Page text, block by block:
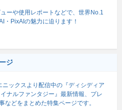
ーや使用レポートなどで、世界No.1
・PixAIの魅力に迫ります！
ジ
ニックスより配信中の『ディシディア
ナルファンタジー』最新情報、プレ
などをまとめた特集ページです。